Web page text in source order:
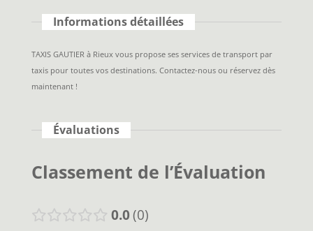
Informations détaillées
TAXIS GAUTIER à Rieux vous propose ses services de transport par
taxis pour toutes vos destinations. Contactez-nous ou réservez dès
maintenant !
Évaluations
Classement de l’Évaluation
0.0 0